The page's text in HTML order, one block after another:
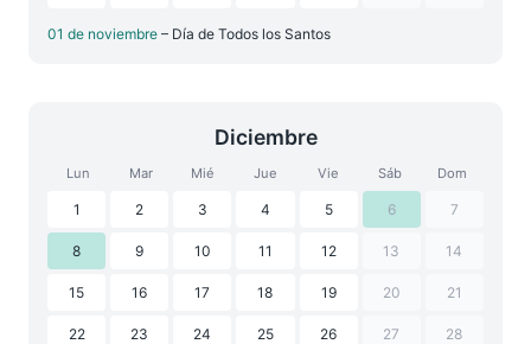
01 de noviembre – Día de Todos los Santos
Diciembre
Lun Mar Mié Jue Vie Sáb Dom
1 2 3 4 5 6 7
8 9 10 11 12 13 14
15 16 17 18 19 20 21
22 23 24 25 26 27 28